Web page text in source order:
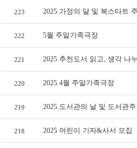
223 2025 가정의 달 및 북스타트
222 5월 주말가족극장
221 2025 추천도서 읽고, 생각 나누
220 2025.4월 주말가족극장
219 2025 도서관의 날 및 도서관
218 2025 어린이 기자&사서 모집